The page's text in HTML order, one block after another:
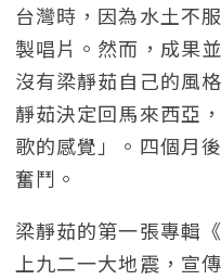
台灣時，因為水土不
製唱片。然而，成果
沒有梁靜茹自己的風
靜茹決定回馬來西亞
歌的感覺」。四個月
奮鬥。
梁靜茹的第一張專輯
上九二一大地震，宣